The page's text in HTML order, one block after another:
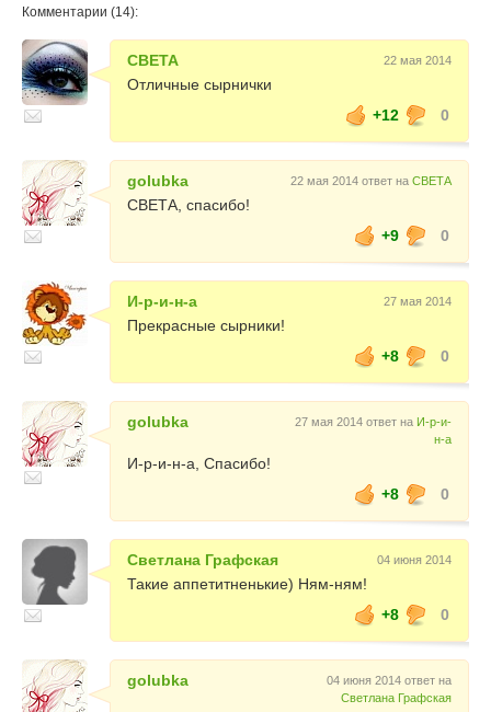
Комментарии (14):
СВЕТА 22 мая 2014
Отличные сырнички
+12
0
golubka 22 мая 2014 ответ на СВЕТА
СВЕТА, спасибо!
+9
0
И-р-и-н-а 27 мая 2014
Прекрасные сырники!
+8
0
golubka 27 мая 2014 ответ на И-р-и-
н-а
И-р-и-н-а, Спасибо!
+8
0
Светлана Графская 04 июня 2014
Такие аппетитненькие) Ням-ням!
+8
0
golubka
04 июня 2014 ответ на
Светлана Графская